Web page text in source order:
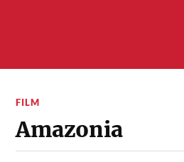
FILM
Amazonia